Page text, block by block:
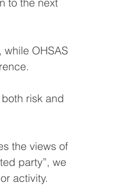
to the next
OHSAS
risk and
the views of
party”, we
activity.